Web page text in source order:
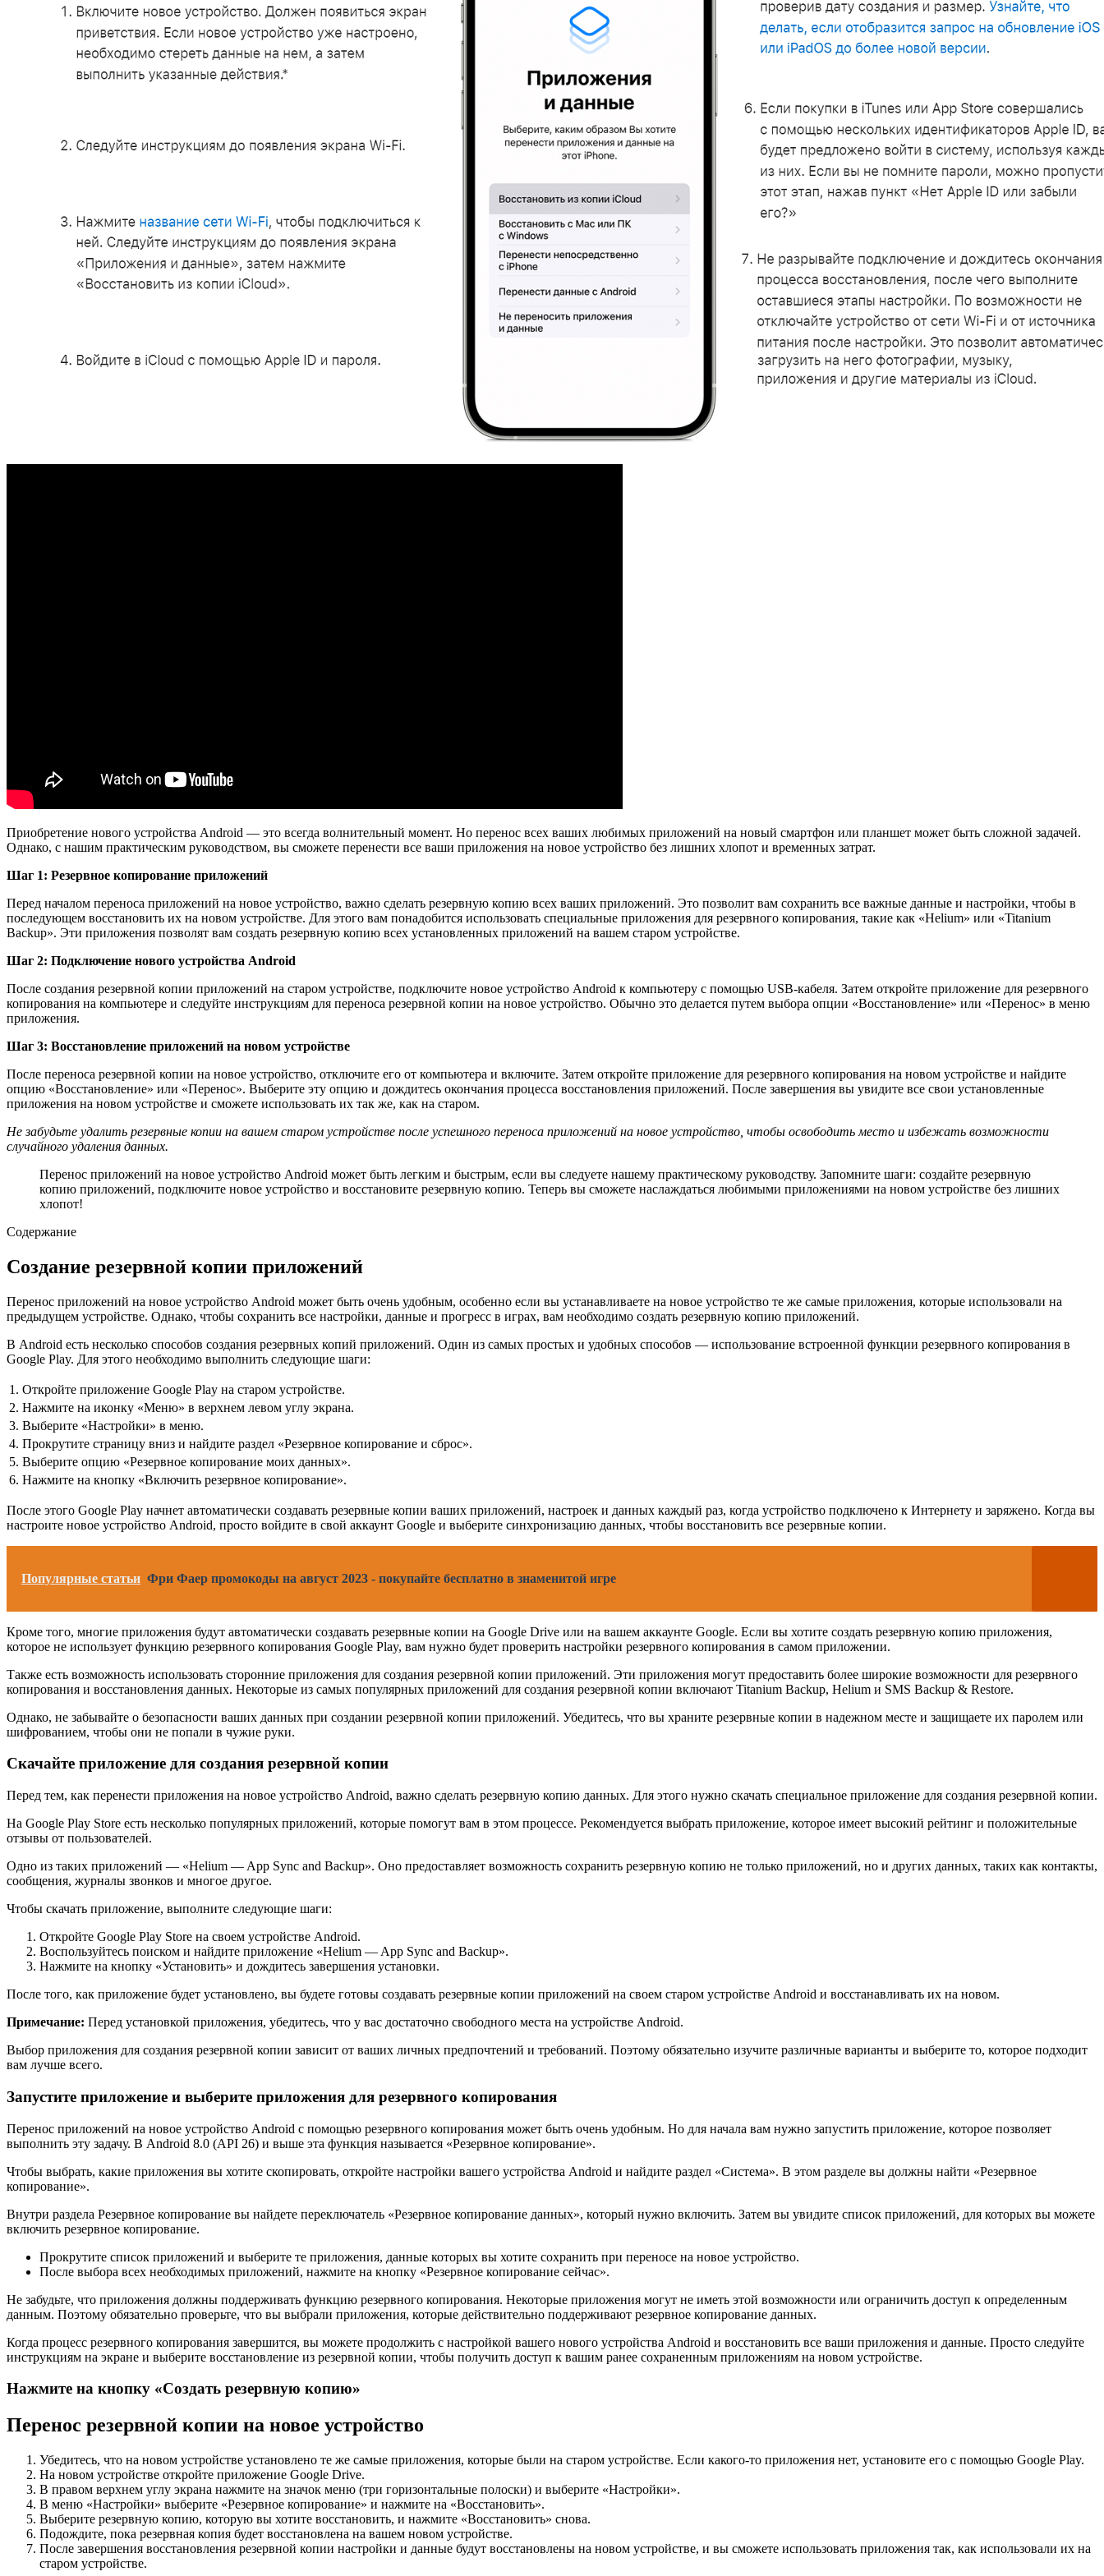
Приобретение нового устройства Android — это всегда волнительный момент. Но перенос всех ваших любимых приложений на новый смартфон или планшет может быть сложной задачей.
Однако, с нашим практическим руководством, вы сможете перенести все ваши приложения на новое устройство без лишних хлопот и временных затрат.
Шаг 1: Резервное копирование приложений
Перед началом переноса приложений на новое устройство, важно сделать резервную копию всех ваших приложений. Это позволит вам сохранить все важные данные и настройки, чтобы в
последующем восстановить их на новом устройстве. Для этого вам понадобится использовать специальные приложения для резервного копирования, такие как «Helium» или «Titanium
Backup». Эти приложения позволят вам создать резервную копию всех установленных приложений на вашем старом устройстве.
Шаг 2: Подключение нового устройства Android
После создания резервной копии приложений на старом устройстве, подключите новое устройство Android к компьютеру с помощью USB-кабеля. Затем откройте приложение для резервного
копирования на компьютере и следуйте инструкциям для переноса резервной копии на новое устройство. Обычно это делается путем выбора опции «Восстановление» или «Перенос» в меню
приложения.
Шаг 3: Восстановление приложений на новом устройстве
После переноса резервной копии на новое устройство, отключите его от компьютера и включите. Затем откройте приложение для резервного копирования на новом устройстве и найдите
опцию «Восстановление» или «Перенос». Выберите эту опцию и дождитесь окончания процесса восстановления приложений. После завершения вы увидите все свои установленные
приложения на новом устройстве и сможете использовать их так же, как на старом.
Не забудьте удалить резервные копии на вашем старом устройстве после успешного переноса приложений на новое устройство, чтобы освободить место и избежать возможности
случайного удаления данных.
Перенос приложений на новое устройство Android может быть легким и быстрым, если вы следуете нашему практическому руководству. Запомните шаги: создайте резервную
копию приложений, подключите новое устройство и восстановите резервную копию. Теперь вы сможете наслаждаться любимыми приложениями на новом устройстве без лишних
хлопот!
Содержание
Создание резервной копии приложений
Перенос приложений на новое устройство Android может быть очень удобным, особенно если вы устанавливаете на новое устройство те же самые приложения, которые использовали на
предыдущем устройстве. Однако, чтобы сохранить все настройки, данные и прогресс в играх, вам необходимо создать резервную копию приложений.
В Android есть несколько способов создания резервных копий приложений. Один из самых простых и удобных способов — использование встроенной функции резервного копирования в
Google Play. Для этого необходимо выполнить следующие шаги:
1. Откройте приложение Google Play на старом устройстве.
2. Нажмите на иконку «Меню» в верхнем левом углу экрана.
3. Выберите «Настройки» в меню.
4. Прокрутите страницу вниз и найдите раздел «Резервное копирование и сброс».
5. Выберите опцию «Резервное копирование моих данных».
6. Нажмите на кнопку «Включить резервное копирование».
После этого Google Play начнет автоматически создавать резервные копии ваших приложений, настроек и данных каждый раз, когда устройство подключено к Интернету и заряжено. Когда вы
настроите новое устройство Android, просто войдите в свой аккаунт Google и выберите синхронизацию данных, чтобы восстановить все резервные копии.
Популярные статьи Фри Фаер промокоды на август 2023 - покупайте бесплатно в знаменитой игре
Кроме того, многие приложения будут автоматически создавать резервные копии на Google Drive или на вашем аккаунте Google. Если вы хотите создать резервную копию приложения,
которое не использует функцию резервного копирования Google Play, вам нужно будет проверить настройки резервного копирования в самом приложении.
Также есть возможность использовать сторонние приложения для создания резервной копии приложений. Эти приложения могут предоставить более широкие возможности для резервного
копирования и восстановления данных. Некоторые из самых популярных приложений для создания резервной копии включают Titanium Backup, Helium и SMS Backup & Restore.
Однако, не забывайте о безопасности ваших данных при создании резервной копии приложений. Убедитесь, что вы храните резервные копии в надежном месте и защищаете их паролем или
шифрованием, чтобы они не попали в чужие руки.
Скачайте приложение для создания резервной копии
Перед тем, как перенести приложения на новое устройство Android, важно сделать резервную копию данных. Для этого нужно скачать специальное приложение для создания резервной копии.
На Google Play Store есть несколько популярных приложений, которые помогут вам в этом процессе. Рекомендуется выбрать приложение, которое имеет высокий рейтинг и положительные
отзывы от пользователей.
Одно из таких приложений — «Helium — App Sync and Backup». Оно предоставляет возможность сохранить резервную копию не только приложений, но и других данных, таких как контакты,
сообщения, журналы звонков и многое другое.
Чтобы скачать приложение, выполните следующие шаги:
Откройте Google Play Store на своем устройстве Android.
Воспользуйтесь поиском и найдите приложение «Helium — App Sync and Backup».
Нажмите на кнопку «Установить» и дождитесь завершения установки.
После того, как приложение будет установлено, вы будете готовы создавать резервные копии приложений на своем старом устройстве Android и восстанавливать их на новом.
Примечание: Перед установкой приложения, убедитесь, что у вас достаточно свободного места на устройстве Android.
Выбор приложения для создания резервной копии зависит от ваших личных предпочтений и требований. Поэтому обязательно изучите различные варианты и выберите то, которое подходит
вам лучше всего.
Запустите приложение и выберите приложения для резервного копирования
Перенос приложений на новое устройство Android с помощью резервного копирования может быть очень удобным. Но для начала вам нужно запустить приложение, которое позволяет
выполнить эту задачу. В Android 8.0 (API 26) и выше эта функция называется «Резервное копирование».
Чтобы выбрать, какие приложения вы хотите скопировать, откройте настройки вашего устройства Android и найдите раздел «Система». В этом разделе вы должны найти «Резервное
копирование».
Внутри раздела Резервное копирование вы найдете переключатель «Резервное копирование данных», который нужно включить. Затем вы увидите список приложений, для которых вы можете
включить резервное копирование.
Прокрутите список приложений и выберите те приложения, данные которых вы хотите сохранить при переносе на новое устройство.
После выбора всех необходимых приложений, нажмите на кнопку «Резервное копирование сейчас».
Не забудьте, что приложения должны поддерживать функцию резервного копирования. Некоторые приложения могут не иметь этой возможности или ограничить доступ к определенным
данным. Поэтому обязательно проверьте, что вы выбрали приложения, которые действительно поддерживают резервное копирование данных.
Когда процесс резервного копирования завершится, вы можете продолжить с настройкой вашего нового устройства Android и восстановить все ваши приложения и данные. Просто следуйте
инструкциям на экране и выберите восстановление из резервной копии, чтобы получить доступ к вашим ранее сохраненным приложениям на новом устройстве.
Нажмите на кнопку «Создать резервную копию»
Перенос резервной копии на новое устройство
Убедитесь, что на новом устройстве установлено те же самые приложения, которые были на старом устройстве. Если какого-то приложения нет, установите его с помощью Google Play.
На новом устройстве откройте приложение Google Drive.
В правом верхнем углу экрана нажмите на значок меню (три горизонтальные полоски) и выберите «Настройки».
В меню «Настройки» выберите «Резервное копирование» и нажмите на «Восстановить».
Выберите резервную копию, которую вы хотите восстановить, и нажмите «Восстановить» снова.
Подождите, пока резервная копия будет восстановлена на вашем новом устройстве.
После завершения восстановления резервной копии настройки и данные будут восстановлены на новом устройстве, и вы сможете использовать приложения так, как использовали их на
старом устройстве.